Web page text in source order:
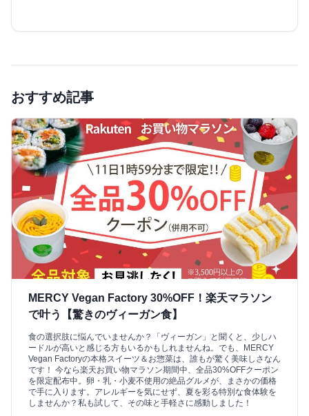
おすすめ記事
MERCY Vegan Factory 30%OFF！楽天マラソン
で叶う【驚きのヴィーガン食】
食の選択肢に悩んでいませんか？「ヴィーガン」と聞くと、少しハ
ードルが高いと感じる方もいるかもしれませんね。でも、MERCY
Vegan Factoryの本格スイーツ＆お惣菜は、誰もが驚く美味しさなん
です！ 今なら楽天お買い物マラソン期間中、全品30%OFFクーポン
を限定配布中。卵・乳・小麦不使用の絶品グルメが、まさかの価格
で手に入ります。アレルギーを気にせず、夏を彩る特別な食体験を
しませんか？私も試して、その味と手軽さに感動しました！